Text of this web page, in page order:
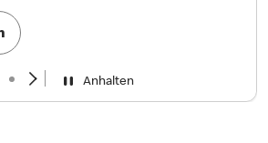
Anhalten